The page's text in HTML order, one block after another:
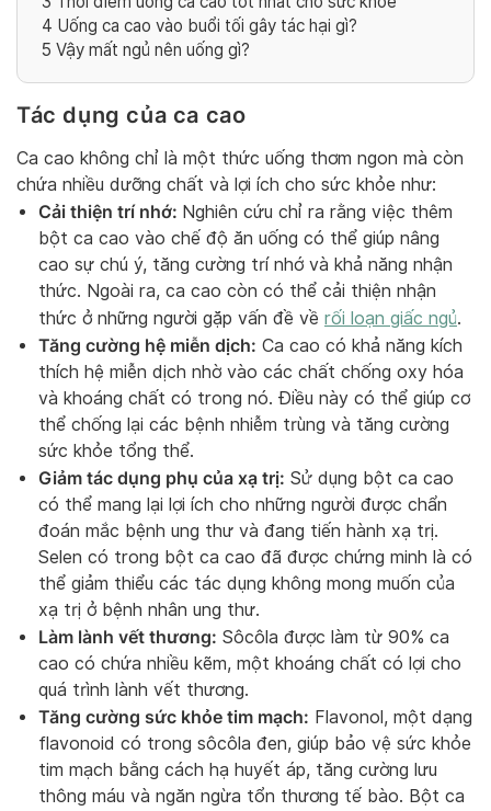
4 Uống ca cao vào buổi tối gây tác hại gì?
5 Vậy mất ngủ nên uống gì?
Tác dụng của ca cao
Ca cao không chỉ là một thức uống thơm ngon mà còn
chứa nhiều dưỡng chất và lợi ích cho sức khỏe như:
Cải thiện trí nhớ: Nghiên cứu chỉ ra rằng việc thêm
bột ca cao vào chế độ ăn uống có thể giúp nâng
cao sự chú ý, tăng cường trí nhớ và khả năng nhận
thức. Ngoài ra, ca cao còn có thể cải thiện nhận
thức ở những người gặp vấn đề về rối loạn giấc ngủ.
Tăng cường hệ miễn dịch: Ca cao có khả năng kích
thích hệ miễn dịch nhờ vào các chất chống oxy hóa
và khoáng chất có trong nó. Điều này có thể giúp cơ
thể chống lại các bệnh nhiễm trùng và tăng cường
sức khỏe tổng thể.
Giảm tác dụng phụ của xạ trị: Sử dụng bột ca cao
có thể mang lại lợi ích cho những người được chẩn
đoán mắc bệnh ung thư và đang tiến hành xạ trị.
Selen có trong bột ca cao đã được chứng minh là có
thể giảm thiểu các tác dụng không mong muốn của
xạ trị ở bệnh nhân ung thư.
Làm lành vết thương: Sôcôla được làm từ 90% ca
cao có chứa nhiều kẽm, một khoáng chất có lợi cho
quá trình lành vết thương.
Tăng cường sức khỏe tim mạch: Flavonol, một dạng
flavonoid có trong sôcôla đen, giúp bảo vệ sức khỏe
tim mạch bằng cách hạ huyết áp, tăng cường lưu
thông máu và ngăn ngừa tổn thương tế bào. Bột ca